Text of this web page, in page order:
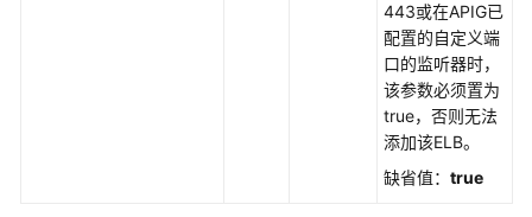
443或在APIG已
配置的自定义端
口的监听器时，
该参数必须置为
true，否则无法
添加该ELB。
缺省值： true